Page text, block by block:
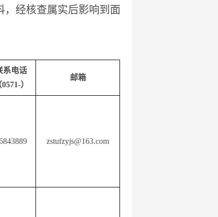
，经核查属实后影响到面
系电话
0571-）
邮箱
zstufzyjs@163.com